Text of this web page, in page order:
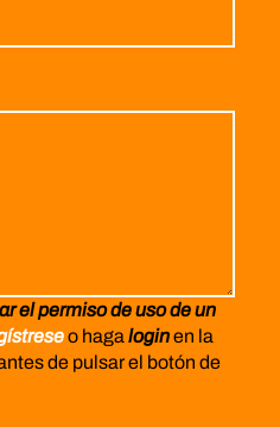
el permiso de uso de un
o haga loginen la
de pulsar el botón de